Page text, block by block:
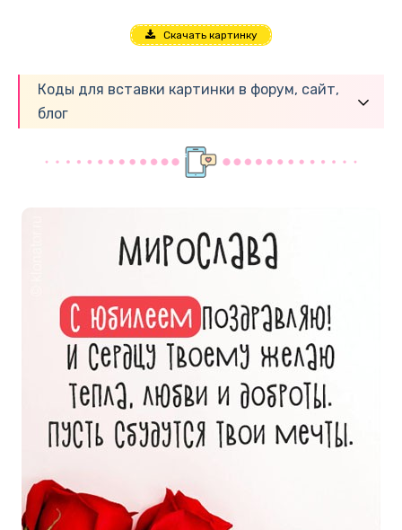
Скачать картинку
Коды для вставки картинки в форум, сайт,
блог